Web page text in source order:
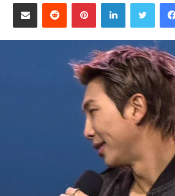
فيسبوك تويتر لينكدإن بينتيريست مشاركة عبر البريد